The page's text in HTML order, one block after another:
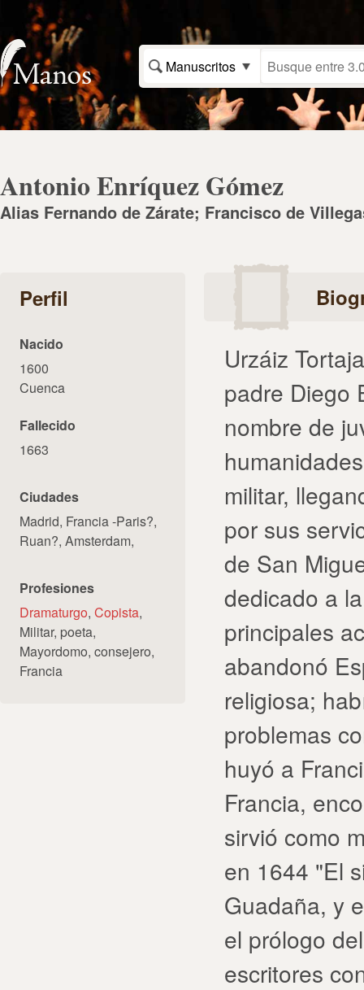
Manuscritos
Antonio Enríquez Gómez
Alias Fernando de Zárate; Francisco de
Perfil
Nacido
1600
Cuenca
Fallecido
1663
Ciudades
Madrid, Francia -Paris?,
Ruan?, Amsterdam,
Profesiones
Dramaturgo, Copista,
Militar, poeta,
Mayordomo, consejero,
Francia
Urzáiz
padre Diego
nombre de
militar,
por sus
de San
dedicado a
principales
abandonó
religiosa;
problemas
huyó a
Francia,
sirvió como
en 1644 "El
Guadaña, y
el prólogo
escritores